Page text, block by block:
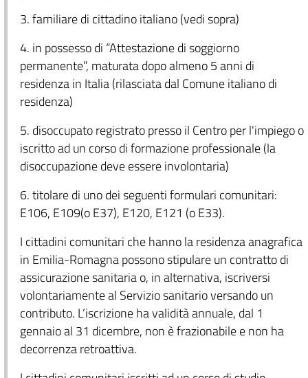
3. familiare di cittadino italiano (vedi sopra)
4. in possesso di “Attestazione di soggiorno
permanente”, maturata dopo almeno 5 anni di
residenza in Italia (rilasciata dal Comune italiano di
residenza)
5. disoccupato registrato presso il Centro per l'impiego o
iscritto ad un corso di formazione professionale (la
disoccupazione deve essere involontaria)
6. titolare di uno dei seguenti formulari comunitari:
E106, E109(o E37), E120, E121 (o E33).
I cittadini comunitari che hanno la residenza anagrafica
in Emilia-Romagna possono stipulare un contratto di
assicurazione sanitaria o, in alternativa, iscriversi
volontariamente al Servizio sanitario versando un
contributo. L’iscrizione ha validità annuale, dal 1
gennaio al 31 dicembre, non è frazionabile e non ha
decorrenza retroattiva.